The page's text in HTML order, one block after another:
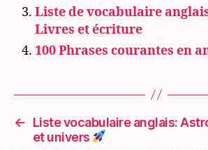
Liste de vocabulaire
Livres et écriture
100 Phrases courantes en
←
Liste vocabulaire anglais:
et univers